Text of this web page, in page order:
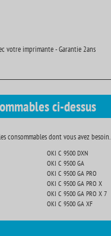
votre imprimante - Garantie 2ans
ci-dessus
consommables dont vous avez besoin.
OKI C 9500 DXN
OKI C 9500 GA
OKI C 9500 GA PRO
OKI C 9500 GA PRO X
OKI C 9500 GA PRO X 7
OKI C 9500 GA XF